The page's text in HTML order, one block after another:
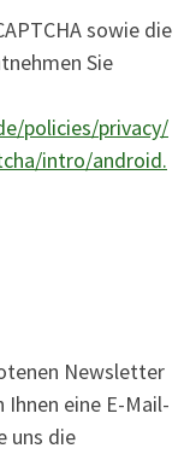
sowie die
Sie
policies/privacy/
intro/android.
Newsletter
eine E-Mail-
uns die